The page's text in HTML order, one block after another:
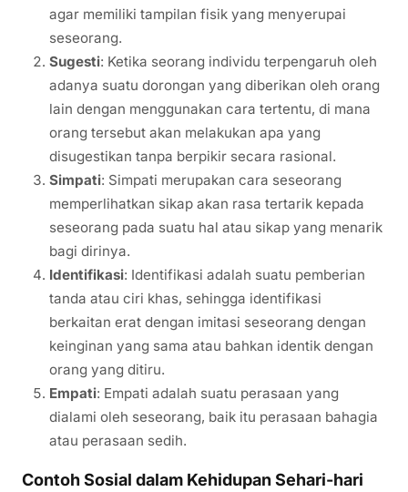
agar memiliki tampilan fisik yang menyerupai
seseorang.
Sugesti: Ketika seorang individu terpengaruh oleh
adanya suatu dorongan yang diberikan oleh orang
lain dengan menggunakan cara tertentu, di mana
orang tersebut akan melakukan apa yang
disugestikan tanpa berpikir secara rasional.
Simpati: Simpati merupakan cara seseorang
memperlihatkan sikap akan rasa tertarik kepada
seseorang pada suatu hal atau sikap yang menarik
bagi dirinya.
Identifikasi: Identifikasi adalah suatu pemberian
tanda atau ciri khas, sehingga identifikasi
berkaitan erat dengan imitasi seseorang dengan
keinginan yang sama atau bahkan identik dengan
orang yang ditiru.
Empati: Empati adalah suatu perasaan yang
dialami oleh seseorang, baik itu perasaan bahagia
atau perasaan sedih.
Contoh Sosial dalam Kehidupan Sehari-hari